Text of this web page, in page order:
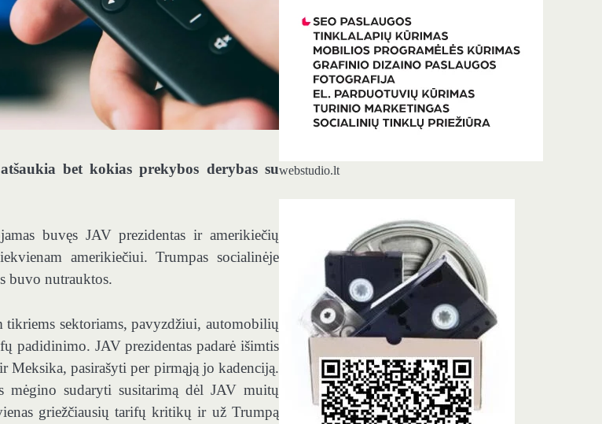
bet kokias prekybos derybas su
buvęs JAV prezidentas ir amerikiečių
amerikiečiui. Trumpas socialinėje
buvo nutrauktos.
sektoriams, pavyzdžiui, automobilių
padidinimo. JAV prezidentas padarė išimtis
Meksika, pasirašyti per pirmąją jo kadenciją.
mėgino sudaryti susitarimą dėl JAV muitų
griežčiausių tarifų kritikų ir už Trumpą
webstudio.lt